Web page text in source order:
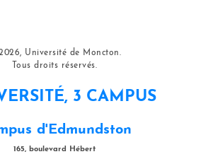
Université de Moncton.
Tous droits réservés.
3 CAMPUS
d'Edmundston
165, boulevard Hébert